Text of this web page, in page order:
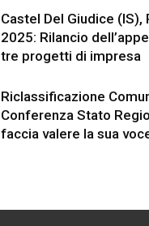
Castel Del Giudice (IS),
2025: Rilancio
tre progetti di impresa
Riclassificazione
Conferenza Stato
faccia valere la sua